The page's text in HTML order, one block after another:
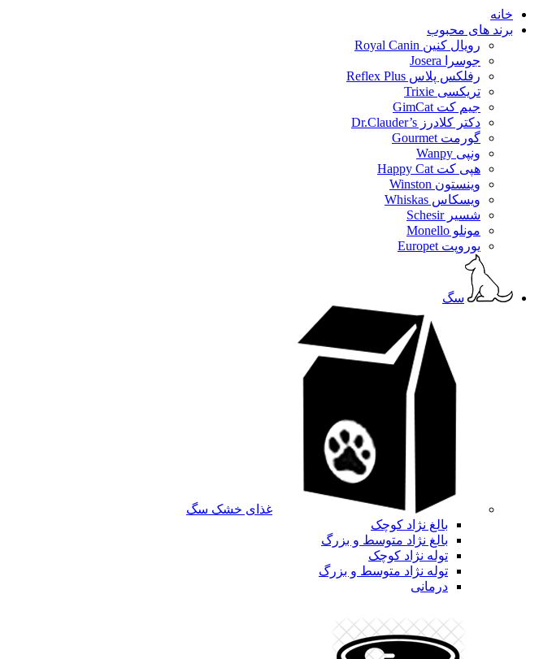
خانه
برند های محبوب
رویال کنین Royal Canin
جوسرا Josera
رفلکس پلاس Reflex Plus
تریکسی Trixie
جیم کت GimCat
دکتر کلادرز Dr.Clauder’s
گورمت Gourmet
ونپی Wanpy
هپی کت Happy Cat
وینستون Winston
ویسکاس Whiskas
شسیر Schesir
مونلو Monello
یوروپت Europet
سگ
غذای خشک سگ
بالغ نژاد کوچک
بالغ نژاد متوسط و بزرگ
توله نژاد کوچک
توله نژاد متوسط و بزرگ
درمانی